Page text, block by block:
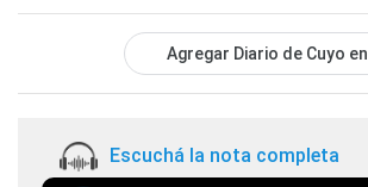
Agregar Diario de Cuyo en
Escuchá la nota completa